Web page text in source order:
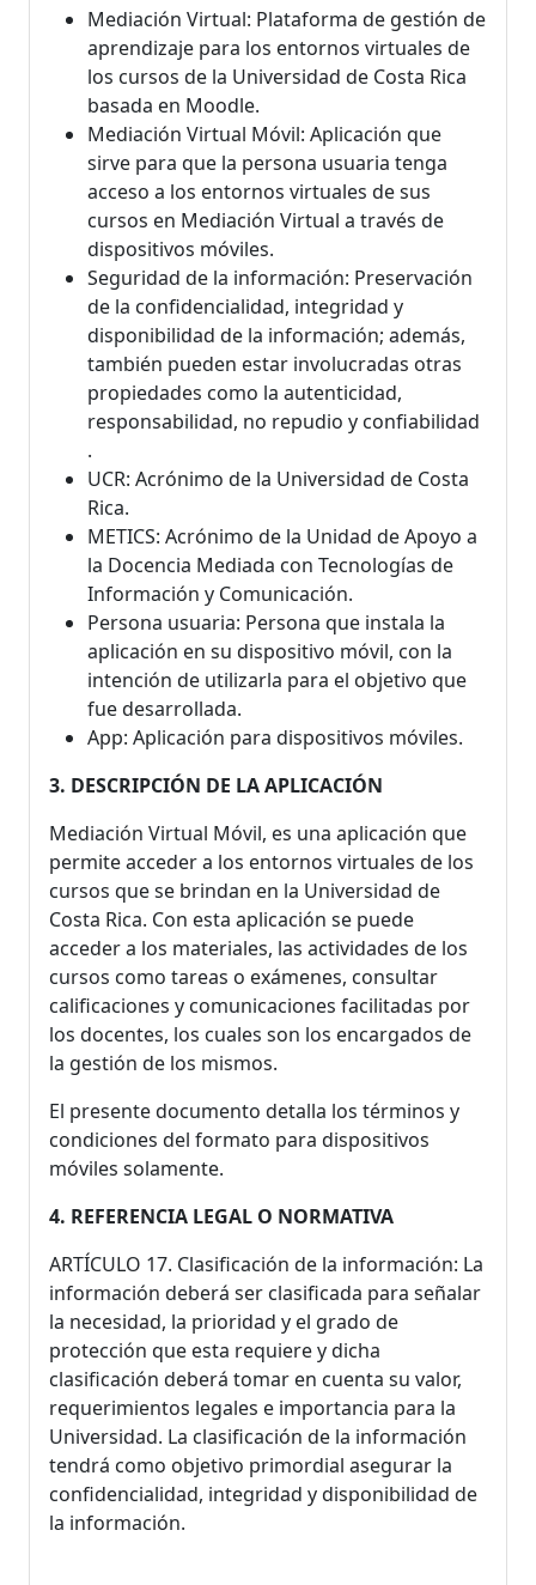
Mediación Virtual: Plataforma de gestión de
aprendizaje para los entornos virtuales de
los cursos de la Universidad de Costa Rica
basada en Moodle.
Mediación Virtual Móvil: Aplicación que
sirve para que la persona usuaria tenga
acceso a los entornos virtuales de sus
cursos en Mediación Virtual a través de
dispositivos móviles.
Seguridad de la información: Preservación
de la confidencialidad, integridad y
disponibilidad de la información; además,
también pueden estar involucradas otras
propiedades como la autenticidad,
responsabilidad, no repudio y confiabilidad
.
UCR: Acrónimo de la Universidad de Costa
Rica.
METICS: Acrónimo de la Unidad de Apoyo a
la Docencia Mediada con Tecnologías de
Información y Comunicación.
Persona usuaria: Persona que instala la
aplicación en su dispositivo móvil, con la
intención de utilizarla para el objetivo que
fue desarrollada.
App: Aplicación para dispositivos móviles.
3. DESCRIPCIÓN DE LA APLICACIÓN
Mediación Virtual Móvil, es una aplicación que
permite acceder a los entornos virtuales de los
cursos que se brindan en la Universidad de
Costa Rica. Con esta aplicación se puede
acceder a los materiales, las actividades de los
cursos como tareas o exámenes, consultar
calificaciones y comunicaciones facilitadas por
los docentes, los cuales son los encargados de
la gestión de los mismos.
El presente documento detalla los términos y
condiciones del formato para dispositivos
móviles solamente.
4. REFERENCIA LEGAL O NORMATIVA
ARTÍCULO 17. Clasificación de la información: La
información deberá ser clasificada para señalar
la necesidad, la prioridad y el grado de
protección que esta requiere y dicha
clasificación deberá tomar en cuenta su valor,
requerimientos legales e importancia para la
Universidad. La clasificación de la información
tendrá como objetivo primordial asegurar la
confidencialidad, integridad y disponibilidad de
la información.